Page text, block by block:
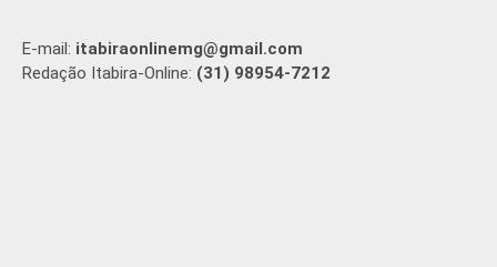
E-mail: itabiraonlinemg@gmail.com
Redação Itabira-Online: (31) 98954-7212